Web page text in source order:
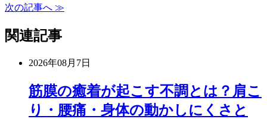
次の記事へ ≫
関連記事
2026年08月7日
筋膜の癒着が起こす不調とは？肩こ
り・腰痛・身体の動かしにくさと